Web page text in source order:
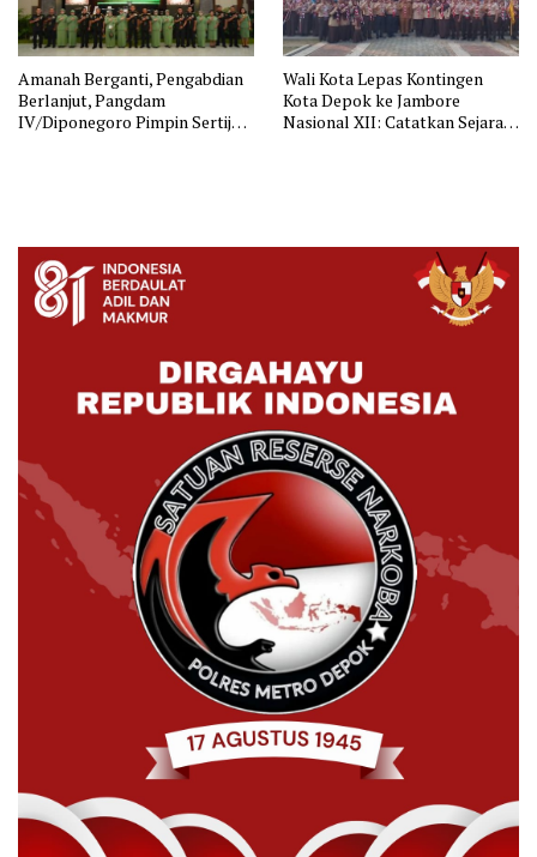
Amanah Berganti, Pengabdian
Berlanjut, Pangdam
IV/Diponegoro Pimpin Sertijab
Wali Kota Lepas Kontingen
Kota Depok ke Jambore
Nasional XII: Catatkan Sejarah